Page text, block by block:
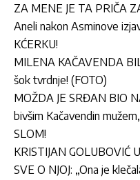
ZA MENE JE TA PRIČA
Aneli nakon Asminove
KĆERKU!
MILENA KAČAVENDA
šok tvrdnje! (FOTO)
MOŽDA JE SRĐAN BIO
bivšim Kačavendin
SLOM!
KRISTIJAN GOLUBOVIĆ
SVE O NJOJ: „Ona je